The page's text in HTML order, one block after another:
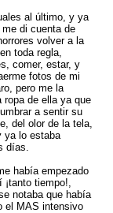
al último, y ya
di cuenta de
volver a la
toda regla,
comer, estar, y
fotos de mi
pero me la
ropa de ella ya que
a sentir su
del olor de la tela,
ya lo estaba
días.
había empezado
tiempo!,
notaba que había
el MAS intensivo